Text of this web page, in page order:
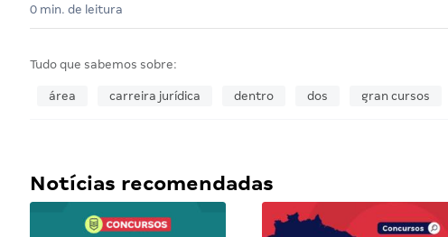
0 min. de leitura
Tudo que sabemos sobre:
área carreira jurídica dentro dos gran cursos
Notícias recomendadas